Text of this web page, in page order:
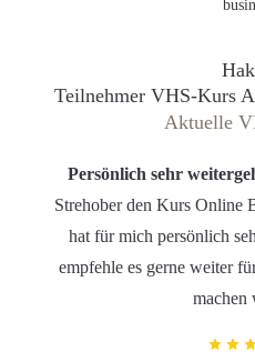
Teilnehmer VHS-Kurs
Aktuelle
Persönlich sehr
Strehober den Kurs Online
hat für mich persönlich
empfehle es gerne weiter
machen